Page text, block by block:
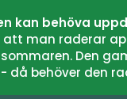
kan behöva
att man raderar
Den
då behöver den